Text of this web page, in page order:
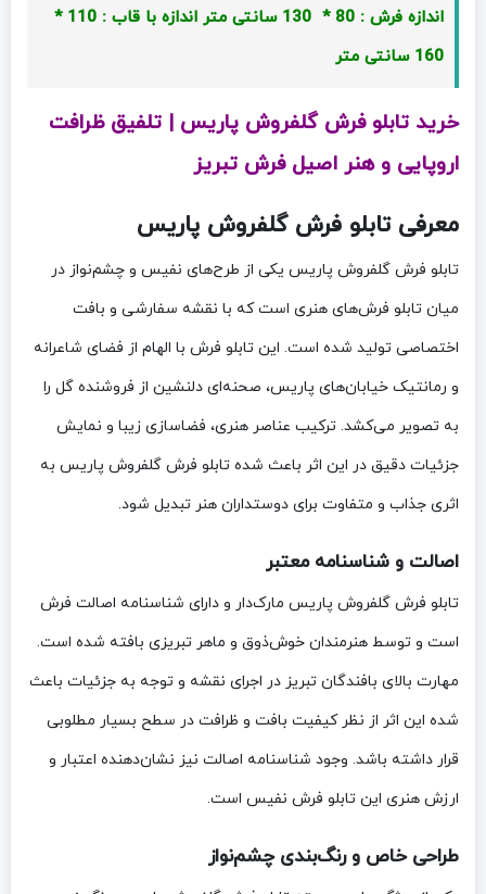
اندازه فرش : 80 * 130 سانتی متر
اندازه با قاب : 110 *
160 سانتی متر
خرید تابلو فرش گلفروش پاریس | تلفیق ظرافت
اروپایی و هنر اصیل فرش تبریز
معرفی تابلو فرش گلفروش پاریس
تابلو فرش گلفروش پاریس یکی از طرح‌های نفیس و چشم‌نواز در
میان تابلو فرش‌های هنری است که با نقشه سفارشی و بافت
اختصاصی تولید شده است. این تابلو فرش با الهام از فضای شاعرانه
و رمانتیک خیابان‌های پاریس، صحنه‌ای دلنشین از فروشنده گل را
به تصویر می‌کشد. ترکیب عناصر هنری، فضاسازی زیبا و نمایش
جزئیات دقیق در این اثر باعث شده تابلو فرش گلفروش پاریس به
اثری جذاب و متفاوت برای دوستداران هنر تبدیل شود.
اصالت و شناسنامه معتبر
تابلو فرش گلفروش پاریس مارک‌دار و دارای شناسنامه اصالت فرش
است و توسط هنرمندان خوش‌ذوق و ماهر تبریزی بافته شده است.
مهارت بالای بافندگان تبریز در اجرای نقشه و توجه به جزئیات باعث
شده این اثر از نظر کیفیت بافت و ظرافت در سطح بسیار مطلوبی
قرار داشته باشد. وجود شناسنامه اصالت نیز نشان‌دهنده اعتبار و
ارزش هنری این تابلو فرش نفیس است.
طراحی خاص و رنگ‌بندی چشم‌نواز